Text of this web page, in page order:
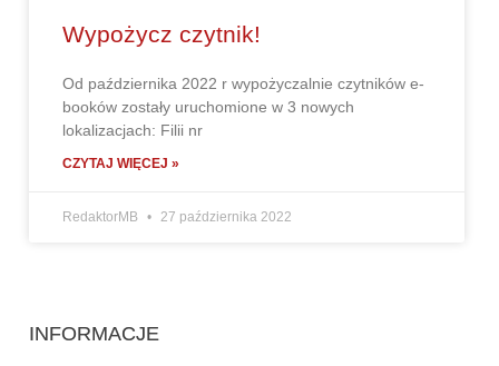
Wypożycz czytnik!
Od października 2022 r wypożyczalnie czytników e-
booków zostały uruchomione w 3 nowych
lokalizacjach: Filii nr
CZYTAJ WIĘCEJ »
RedaktorMB 27 października 2022
INFORMACJE